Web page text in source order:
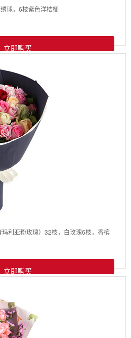
球，6枝紫色洋桔梗
立即购买
利亚粉玫瑰）32枝，白玫瑰6枝，香槟
立即购买